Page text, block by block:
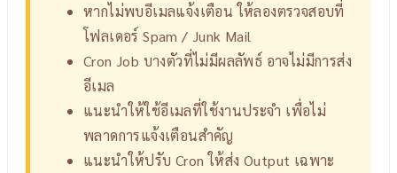
หากไม่พบอีเมลแจ้งเตือน ให้ลองตรวจสอบที่
โฟลเดอร์ Spam / Junk Mail
Cron Job บางตัวที่ไม่มีผลลัพธ์ อาจไม่มีการส่ง
อีเมล
แนะนำให้ใช้อีเมลที่ใช้งานประจำ เพื่อไม่
พลาดการแจ้งเตือนสำคัญ
แนะนำให้ปรับ Cron ให้ส่ง Output เฉพาะ